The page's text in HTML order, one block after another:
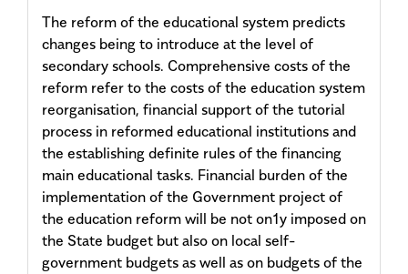
The reform of the educational system predicts
changes being to introduce at the level of
secondary schools. Comprehensive costs of the
reform refer to the costs of the education system
reorganisation, financial support of the tutorial
process in reformed educational institutions and
the establishing definite rules of the financing
main educational tasks. Financial burden of the
implementation of the Government project of
the education reform will be not on1y imposed on
the State budget but also on local self-
government budgets as well as on budgets of the